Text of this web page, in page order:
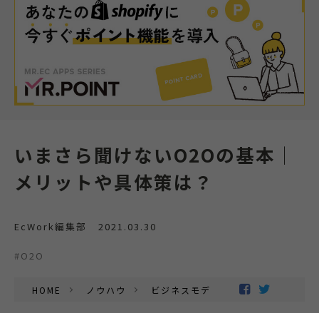
いまさら聞けないO2Oの基本│
メリットや具体策は？
EcWork編集部 2021.03.30
#O2O
HOME ノウハウ ビジネスモデル